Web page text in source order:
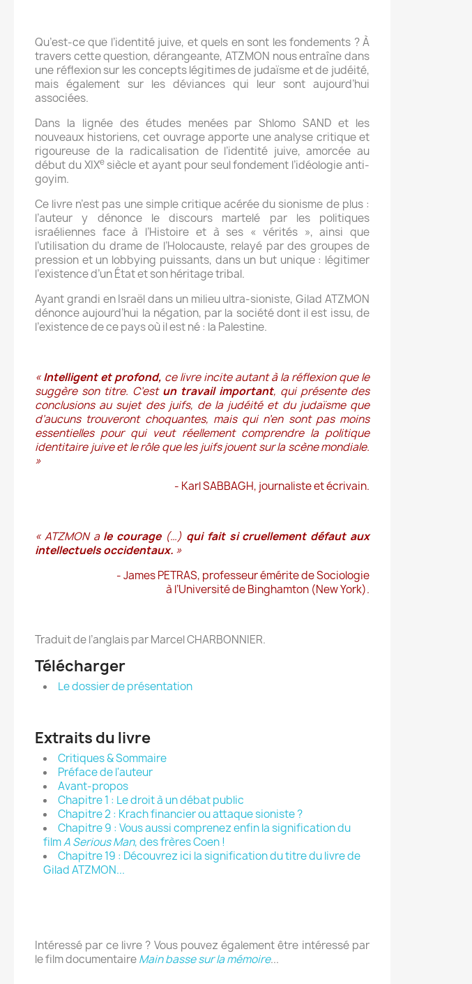
Qu’est-ce que l’identité juive, et quels en sont les fondements ? À
travers cette question, dérangeante, ATZMON nous entraîne dans
une réflexion sur les concepts légitimes de judaïsme et de judéité,
mais également sur les déviances qui leur sont aujourd’hui
associées.
Dans la lignée des études menées par Shlomo SAND et les
nouveaux historiens, cet ouvrage apporte une analyse critique et
rigoureuse de la radicalisation de l’identité juive, amorcée au
début du XIXesiècle et ayant pour seul fondement l’idéologie anti-
goyim.
Ce livre n’est pas une simple critique acérée du sionisme de plus :
l’auteur y dénonce le discours martelé par les politiques
israéliennes face à l’Histoire et à ses « vérités », ainsi que
l’utilisation du drame de l’Holocauste, relayé par des groupes de
pression et un lobbying puissants, dans un but unique : légitimer
l’existence d’un État et son héritage tribal.
Ayant grandi en Israël dans un milieu ultra-sioniste, Gilad ATZMON
dénonce aujourd’hui la négation, par la société dont il est issu, de
l’existence de ce pays où il est né : la Palestine.
«Intelligent et profond, ce livre incite autant à la réflexion que le
suggère son titre. C’est un travail important, qui présente des
conclusions au sujet des juifs, de la judéité et du judaïsme que
d’aucuns trouveront choquantes, mais qui n’en sont pas moins
essentielles pour qui veut réellement comprendre la politique
identitaire juive et le rôle que les juifs jouent sur la scène mondiale.
»
- Karl SABBAGH, journaliste et écrivain.
« ATZMON a le courage(…) qui fait si cruellement défaut aux
intellectuels occidentaux. »
- James PETRAS, professeur émérite de Sociologie
à l’Université de Binghamton (New York).
Traduit de l’anglais par Marcel CHARBONNIER.
Télécharger
Le dossier de présentation
Extraits du livre
Critiques & Sommaire
Préface de l'auteur
Avant-propos
Chapitre 1 : Le droit à un débat public
Chapitre 2 : Krach financier ou attaque sioniste ?
Chapitre 9 : Vous aussi comprenez enfin la signification du
filmA Serious Man, des frères Coen !
Chapitre 19 : Découvrez ici la signification du titre du livre de
Gilad ATZMON...
Intéressé par ce livre ? Vous pouvez également être intéressé par
le film documentaireMain basse sur la mémoire...